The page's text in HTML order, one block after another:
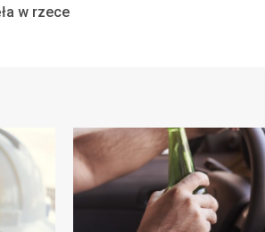
w rzece